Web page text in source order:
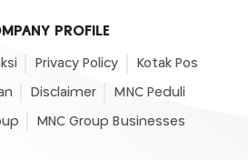
PROFILE
Privacy Policy Kotak Pos
Disclaimer MNC Peduli
MNC Group Businesses